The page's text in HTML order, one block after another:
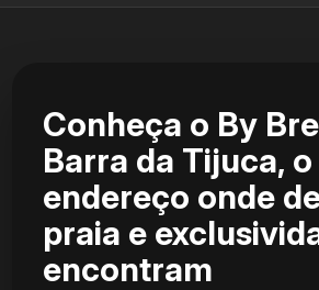
Conheça o By
Barra da Tijuca, o
endereço onde
praia e
encontram